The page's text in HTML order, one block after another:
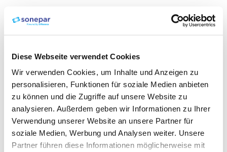
Diese Webseite verwendet Cookies
Wir verwenden Cookies, um Inhalte und Anzeigen zu
personalisieren, Funktionen für soziale Medien anbieten
zu können und die Zugriffe auf unsere Website zu
analysieren. Außerdem geben wir Informationen zu Ihrer
Verwendung unserer Website an unsere Partner für
soziale Medien, Werbung und Analysen weiter. Unsere
Partner führen diese Informationen möglicherweise mit